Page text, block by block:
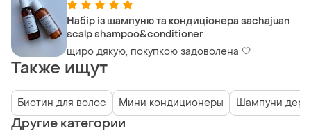
Набір із шампуню та кондиціонера sachajuan
scalp shampoo&conditioner
щиро дякую, покупкою задоволена 🤍
Также ищут
Биотин для волос Мини кондиционеры Шампуни
Другие категории